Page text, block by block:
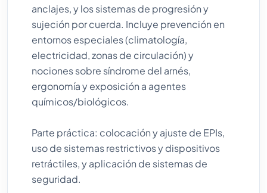
anclajes, y los sistemas de progresión y
sujeción por cuerda. Incluye prevención en
entornos especiales (climatología,
electricidad, zonas de circulación) y
nociones sobre síndrome del arnés,
ergonomía y exposición a agentes
químicos/biológicos.
Parte práctica: colocación y ajuste de EPIs,
uso de sistemas restrictivos y dispositivos
retráctiles, y aplicación de sistemas de
seguridad.